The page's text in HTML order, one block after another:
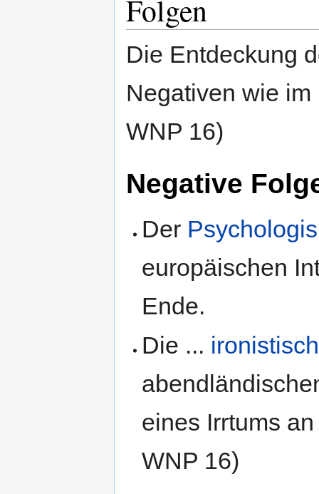
Folgen
Die Entdeckung
Negativen wie
WNP 16)
Negative
Der
europäischen
Ende.
Die ...
eines Irrtums
WNP 16)